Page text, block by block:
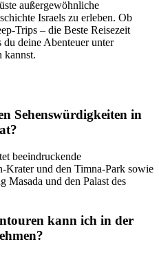
außergewöhnliche
Israels zu erleben. Ob
Trips – die Beste Reisezeit
du deine Abenteuer unter
kannst.
Sehenswürdigkeiten in
beeindruckende
Krater und den Timna-Park sowie
Masada und den Palast des
kann ich in der